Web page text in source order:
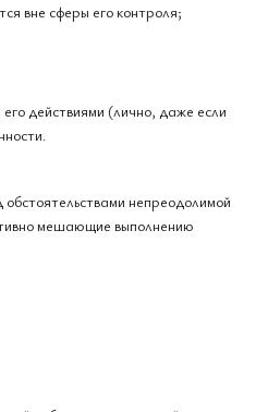
вне сферы его контроля;
действиями (лично, даже если
непреодолимой
мешающие выполнению